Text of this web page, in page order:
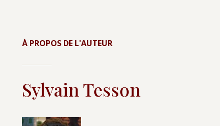
À PROPOS DE L'AUTEUR
Sylvain Tesson